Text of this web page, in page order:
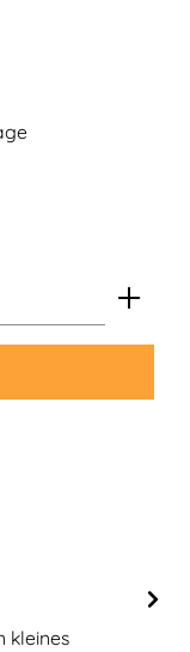
5 Sternen
Wert ein
kleines